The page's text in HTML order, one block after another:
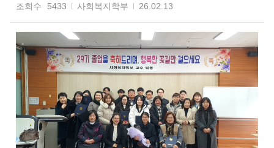
조회수 5433 사회복지학부 26.02.13